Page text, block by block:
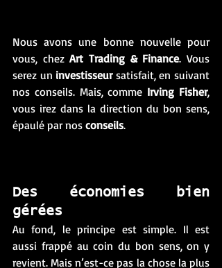
Nous avons une bonne nouvelle pour
vous, chez Art Trading & Finance. Vous
serez un investisseur satisfait, en suivant
nos conseils. Mais, comme Irving Fisher,
vous irez dans la direction du bon sens,
épaulé par nos conseils.
Des économies bien
gérées
Au fond, le principe est simple. Il est
aussi frappé au coin du bon sens, on y
revient. Mais n’est-ce pas la chose la plus